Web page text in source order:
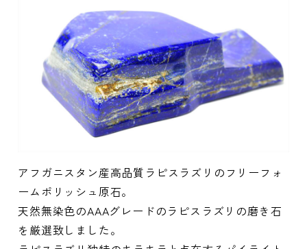
アフガニスタン産高品質ラピスラズリのフリーフォ
ームポリッシュ原石。
天然無染色のAAAグレードのラピスラズリの磨き石
を厳選致しました。